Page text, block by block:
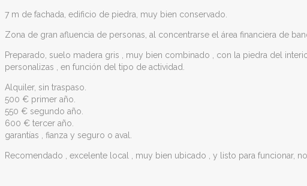
7 m de fachada, edificio de piedra, muy bien conservado.
Zona de gran afluencia de personas, al concentrarse el área financiera de
Preparado, suelo madera gris , muy bien combinado , con la piedra del
personalizas , en función del tipo de actividad.
Alquiler, sin traspaso.
500 € primer año.
550 € segundo año.
600 € tercer año.
garantías , fianza y seguro o aval.
Recomendado , excelente local , muy bien ubicado , y listo para funcionar,